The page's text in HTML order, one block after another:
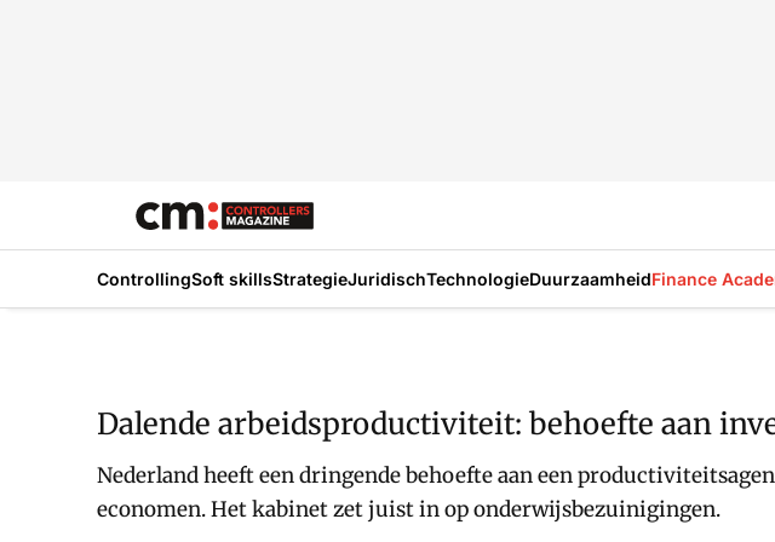
ControllingSoft skillsStrategieJuridischTechnologieDuurzaamheidFinance
Dalende arbeidsproductiviteit: behoefte aan
Nederland heeft een dringende behoefte aan een
economen. Het kabinet zet juist in op onderwijsbezuinigingen.